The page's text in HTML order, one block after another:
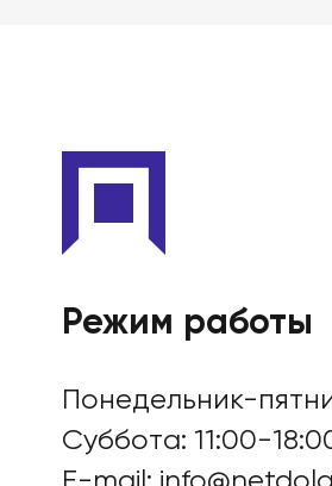
Режим работы
Понедельник-
Суббота: 11:00-